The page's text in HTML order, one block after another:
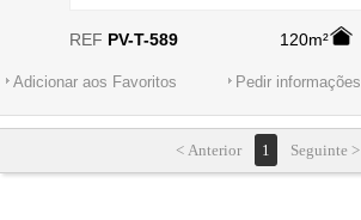
120m²
REF PV-T-589
Adicionar aos Favoritos Pedir informações
< Anterior 1 Seguinte >